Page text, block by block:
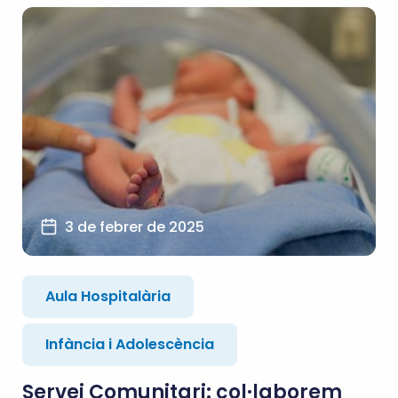
3 de febrer de 2025
Aula Hospitalària
Infància i Adolescència
Servei Comunitari: col·laborem